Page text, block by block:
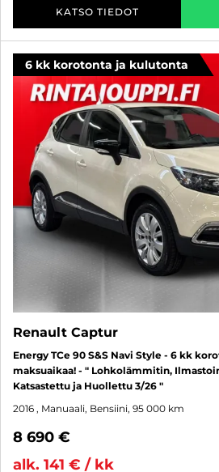
KATSO TIEDOT
6 kk korotonta ja kulutonta
Renault Captur
Energy TCe 90 S&S Navi Style - 6 kk
maksuaikaa! - " Lohkolämmitin,
Katsastettu ja Huollettu 3/26 "
2016 , Manuaali, Bensiini, 95 000 km
8 690 €
alk. 141 € / kk